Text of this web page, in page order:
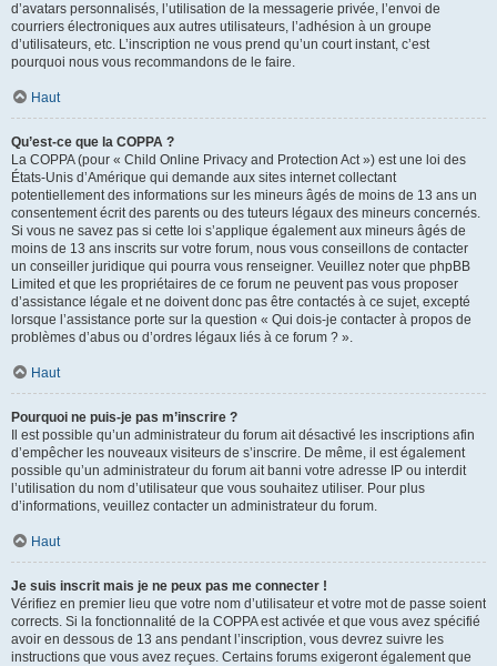
d’avatars personnalisés, l’utilisation de la messagerie privée, l’envoi de
courriers électroniques aux autres utilisateurs, l’adhésion à un groupe
d’utilisateurs, etc. L’inscription ne vous prend qu’un court instant, c’est
pourquoi nous vous recommandons de le faire.
Haut
Qu’est-ce que la COPPA ?
La COPPA (pour « Child Online Privacy and Protection Act ») est une loi des
États-Unis d’Amérique qui demande aux sites internet collectant
potentiellement des informations sur les mineurs âgés de moins de 13 ans un
consentement écrit des parents ou des tuteurs légaux des mineurs concernés.
Si vous ne savez pas si cette loi s’applique également aux mineurs âgés de
moins de 13 ans inscrits sur votre forum, nous vous conseillons de contacter
un conseiller juridique qui pourra vous renseigner. Veuillez noter que phpBB
Limited et que les propriétaires de ce forum ne peuvent pas vous proposer
d’assistance légale et ne doivent donc pas être contactés à ce sujet, excepté
lorsque l’assistance porte sur la question « Qui dois-je contacter à propos de
problèmes d’abus ou d’ordres légaux liés à ce forum ? ».
Haut
Pourquoi ne puis-je pas m’inscrire ?
Il est possible qu’un administrateur du forum ait désactivé les inscriptions afin
d’empêcher les nouveaux visiteurs de s’inscrire. De même, il est également
possible qu’un administrateur du forum ait banni votre adresse IP ou interdit
l’utilisation du nom d’utilisateur que vous souhaitez utiliser. Pour plus
d’informations, veuillez contacter un administrateur du forum.
Haut
Je suis inscrit mais je ne peux pas me connecter !
Vérifiez en premier lieu que votre nom d’utilisateur et votre mot de passe soient
corrects. Si la fonctionnalité de la COPPA est activée et que vous avez spécifié
avoir en dessous de 13 ans pendant l’inscription, vous devrez suivre les
instructions que vous avez reçues. Certains forums exigeront également que